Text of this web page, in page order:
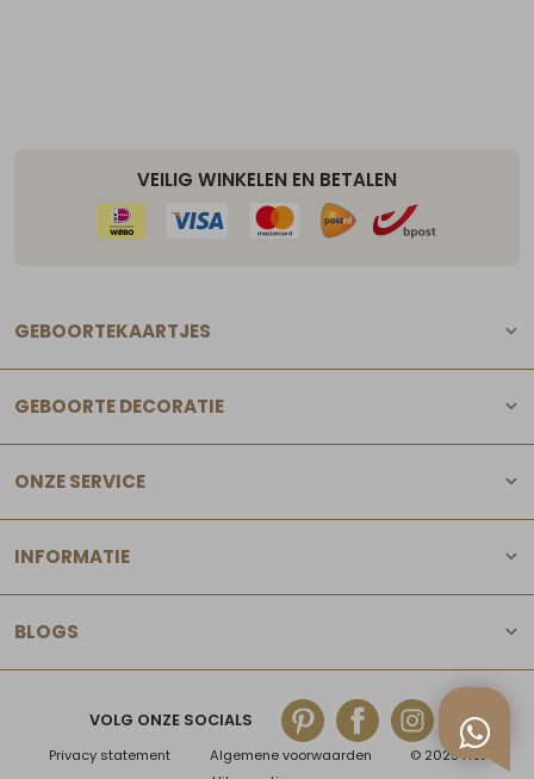
VEILIG WINKELEN EN BETALEN
GEBOORTEKAARTJES
GEBOORTE DECORATIE
ONZE SERVICE
INFORMATIE
BLOGS
VOLG ONZE SOCIALS
Privacy statement Algemene voorwaarden
© 2025 Het